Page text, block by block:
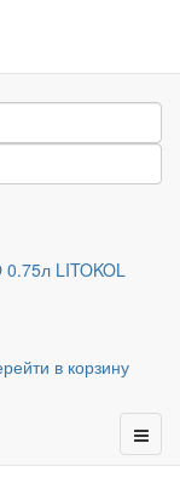
LITOKOL
в корзину